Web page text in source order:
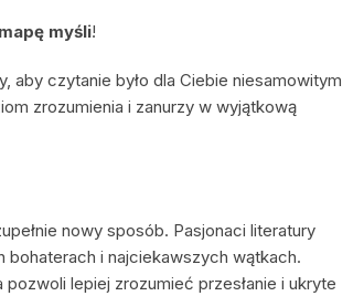
mapę myśli!
aby czytanie było dla Ciebie niesamowitym
zrozumienia i zanurzy w wyjątkową
nowy sposób. Pasjonaci literatury
bohaterach i najciekawszych wątkach.
lepiej zrozumieć przesłanie i ukryte